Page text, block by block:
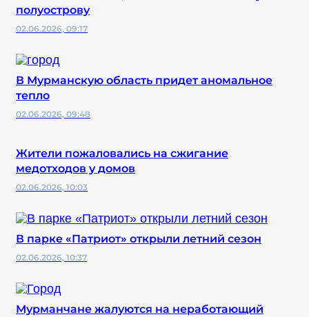
полуострову
02.06.2026, 09:17
В Мурманскую область придет аномальное
тепло
02.06.2026, 09:48
Жители пожаловались на сжигание
медотходов у домов
02.06.2026, 10:03
В парке «Патриот» открыли летний сезон
02.06.2026, 10:37
Мурманчане жалуются на неработающий